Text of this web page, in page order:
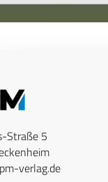
Straße 5
verlag.de